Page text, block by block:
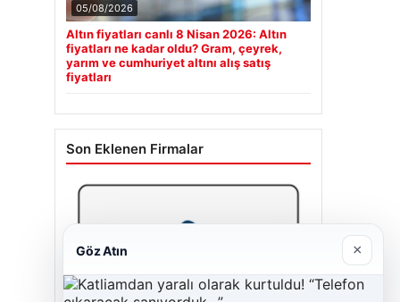
05/08/2026
Altın fiyatları canlı 8 Nisan 2026: Altın
fiyatları ne kadar oldu? Gram, çeyrek,
yarım ve cumhuriyet altını alış satış
fiyatları
Son Eklenen Firmalar
Göz Atın ×